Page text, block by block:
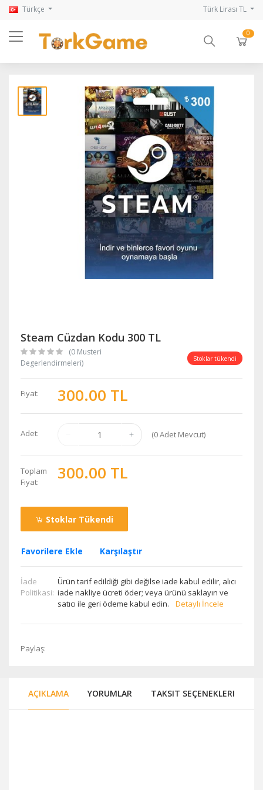
Türkçe Türk Lirası TL
0
Steam Cüzdan Kodu 300 TL
(0 Musteri
Degerlendirmeleri)
Stoklar tükendi
Fiyat: 300.00 TL
Adet: (0Adet Mevcut)
Toplam
Fiyat:
300.00 TL
Stoklar Tükendi
Favorilere Ekle Karşılaştır
İade
Politikasi:
Ürün tarif edildiği gibi değilse iade kabul edilir, alıcı
iade nakliye ücreti öder; veya ürünü saklayın ve
satıcı ile geri ödeme kabul edin.
Detaylı İncele
Paylaş:
AÇIKLAMA YORUMLAR TAKSIT SEÇENEKLERI